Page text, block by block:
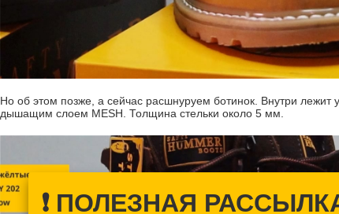
Но об этом позже, а сейчас расшнуруем ботинок. Внутри лежит
дышащим слоем MESH. Толщина стельки около 5 мм.
❗️ ПОЛЕЗНАЯ